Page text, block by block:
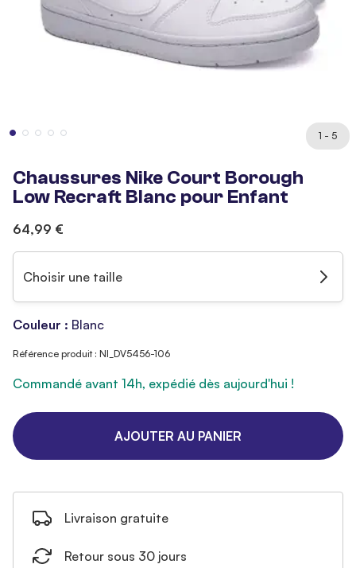
1 - 5
Chaussures Nike Court Borough
Low Recraft Blanc pour Enfant
64,99 €
Choisir une taille
Couleur : Blanc
Référence produit : NI_DV5456-106
Commandé avant 14h, expédié dès aujourd'hui !
AJOUTER AU PANIER
Livraison gratuite
Retour sous 30 jours